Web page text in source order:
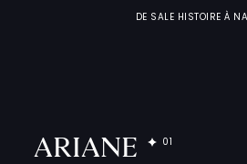
DE SALE HISTOIRE À
ARIANE